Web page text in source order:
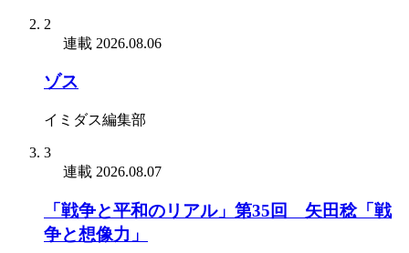
2
連載 2026.08.06
ゾス
イミダス編集部
3
連載 2026.08.07
「戦争と平和のリアル」第35回 矢田稔「戦
争と想像力」